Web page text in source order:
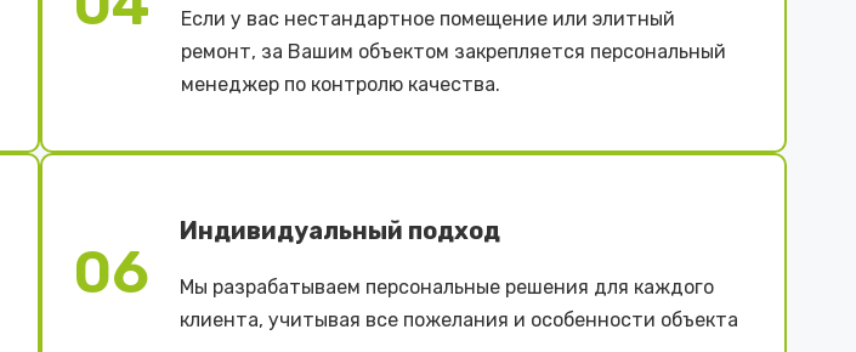
Если у вас нестандартное помещение или элитный
ремонт, за Вашим объектом закрепляется персональный
менеджер по контролю качества.
06
Индивидуальный подход
Мы разрабатываем персональные решения для каждого
клиента, учитывая все пожелания и особенности объекта